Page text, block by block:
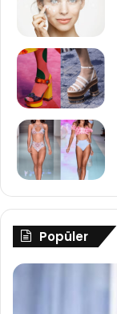
Popüler